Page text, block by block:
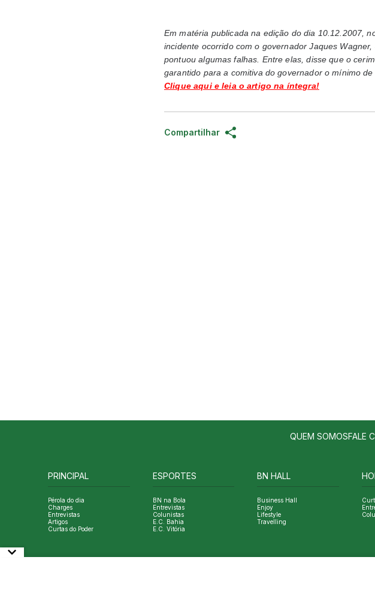
Em matéria publicada na edição do dia 10.12.2007,
incidente ocorrido com o governador Jaques
pontuou algumas falhas. Entre elas, disse que o
garantido para a comitiva do governador o mínimo
Clique aqui e leia o artigo na íntegra!
Compartilhar
QUEM SOMOSFALE
PRINCIPAL
Pérola do dia
Charges
Entrevistas
Artigos
Curtas do Poder
ESPORTES
BN na Bola
Entrevistas
Colunistas
E.C. Bahia
E.C. Vitória
BN HALL
Business Hall
Enjoy
Lifestyle
Travelling